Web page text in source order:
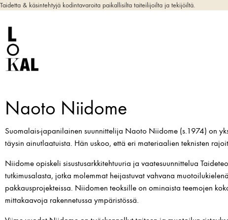
Taidetta & käsintehtyjä kodintavaroita paikallisilta taiteilijoilta ja tekijöiltä.
Naoto Niidome
Suomalais-japanilainen suunnittelija Naoto Niidome (s.1974) on
täysin ainutlaatuista. Hän uskoo, että eri materiaalien teknisten
Niidome opiskeli sisustusarkkitehtuuria ja vaatesuunnittelua
tutkimusalasta, jotka molemmat heijastuvat vahvana
pakkausprojekteissa. Niidomen teoksille on ominaista teemojen
mittakaavoja rakennetussa ympäristössä.